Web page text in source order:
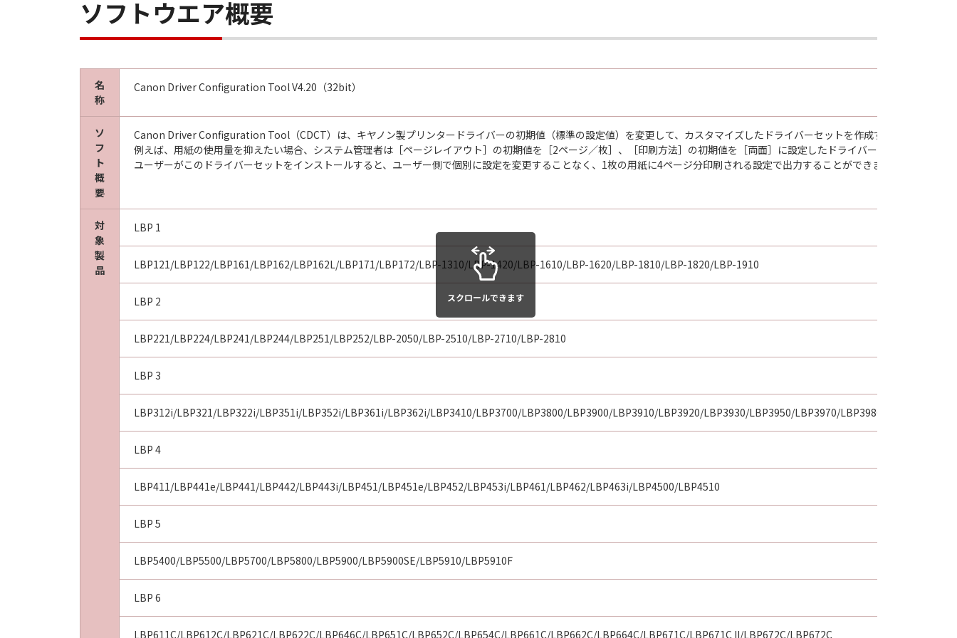
します。
以 上
キヤノン株式会社
ソフトウエア概要
名
称
Canon Driver Configuration Tool V4.20（32bit）
ソ
フ
ト
概
要
Canon Driver Configuration Tool（CDCT）は、キヤノン製プリンタードライバーの初期値（標準の設定値）を変更して、カスタマイズしたドライバーセットを作成するユーティリテ
例えば、用紙の使用量を抑えたい場合、システム管理者は［ページレイアウト］の初期値を［2ページ／枚］、［印刷方法］の初期値を［両面］に設定したドライバーセットを作成し
ユーザーがこのドライバーセットをインストールすると、ユーザー側で個別に設定を変更することなく、1枚の用紙に4ページ分印刷される設定で出力することができます。
対
象
製
品
LBP 1
LBP121/LBP122/LBP161/LBP162/LBP162L/LBP171/LBP172/LBP-1310/LBP-1420/LBP-1610/LBP-1620/LBP-1810/LBP-1820/LBP-1910
LBP 2
LBP221/LBP224/LBP241/LBP244/LBP251/LBP252/LBP-2050/LBP-2510/LBP-2710/LBP-2810
LBP 3
LBP312i/LBP321/LBP322i/LBP351i/LBP352i/LBP361i/LBP362i/LBP3410/LBP3700/LBP3800/LBP3900/LBP3910/LBP3920/LBP3930/LBP3950/LBP3970/LBP3980
LBP 4
LBP411/LBP441e/LBP441/LBP442/LBP443i/LBP451/LBP451e/LBP452/LBP453i/LBP461/LBP462/LBP463i/LBP4500/LBP4510
LBP 5
LBP5400/LBP5500/LBP5700/LBP5800/LBP5900/LBP5900SE/LBP5910/LBP5910F
LBP 6
LBP611C/LBP612C/LBP621C/LBP622C/LBP646C/LBP651C/LBP652C/LBP654C/LBP661C/LBP662C/LBP664C/LBP671C/LBP671C II/LBP672C/LBP672C
スクロールできます